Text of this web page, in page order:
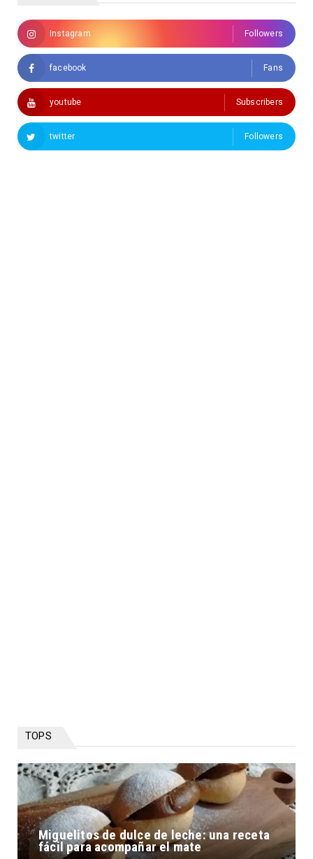
Instagram Followers
facebook Fans
youtube Subscribers
twitter Followers
TOPS
Miguelitos de dulce de leche: una receta
fácil para acompañar el mate